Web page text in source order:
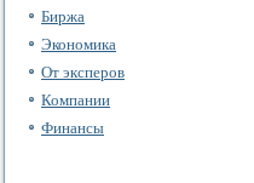
Биржа
Экономика
От эксперов
Компании
Финансы